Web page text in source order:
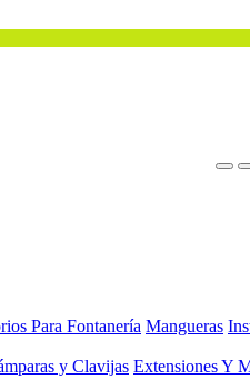
Para Fontanería Mangueras
y Clavijas Extensiones Y